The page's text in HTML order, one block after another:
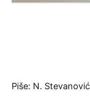
Piše: N. Stevanović